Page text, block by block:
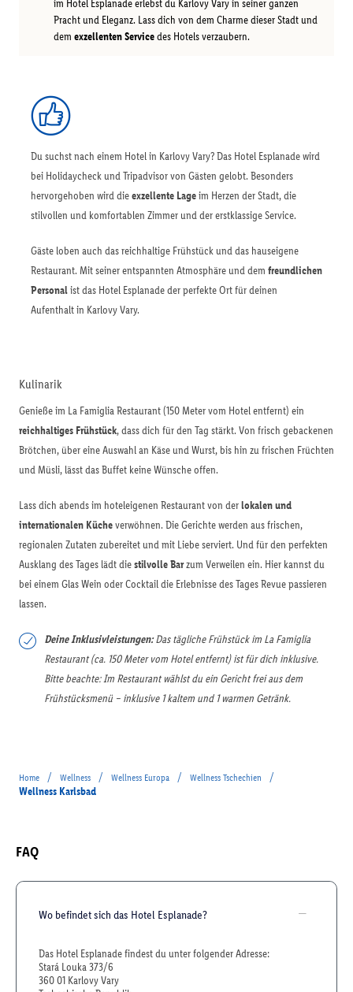
im Hotel Esplanade erlebst du Karlovy Vary in seiner ganzen
Pracht und Eleganz. Lass dich von dem Charme dieser Stadt und
dem exzellenten Servicedes Hotels verzaubern.
Du suchst nach einem Hotel in Karlovy Vary? Das Hotel Esplanade wird
bei Holidaycheck und Tripadvisor von Gästen gelobt. Besonders
hervorgehoben wird dieexzellente Lageim Herzen der Stadt, die
stilvollen und komfortablen Zimmer und der erstklassige Service.
Gäste loben auch das reichhaltige Frühstück und das hauseigene
Restaurant. Mit seiner entspannten Atmosphäre und dem freundlichen
Personalist das Hotel Esplanade der perfekte Ort für deinen
Aufenthalt in Karlovy Vary.
Kulinarik
Genieße im La Famiglia Restaurant (150 Meter vom Hotel entfernt) ein
reichhaltiges Frühstück, dass dich für den Tag stärkt. Von frisch gebackenen
Brötchen, über eine Auswahl an Käse und Wurst, bis hin zu frischen Früchten
und Müsli, lässt das Buffet keine Wünsche offen.
Lass dich abends im hoteleigenen Restaurant von derlokalen und
internationalen Kücheverwöhnen. Die Gerichte werden aus frischen,
regionalen Zutaten zubereitet und mit Liebe serviert. Und für den perfekten
Ausklang des Tages lädt diestilvolle Barzum Verweilen ein. Hier kannst du
bei einem Glas Wein oder Cocktail die Erlebnisse des Tages Revue passieren
lassen.
Deine Inklusivleistungen:Das tägliche Frühstück im La Famiglia
Restaurant (ca. 150 Meter vom Hotel entfernt) ist für dich inklusive.
Bitte beachte: Im Restaurant wählst du ein Gericht frei aus dem
Frühstücksmenü – inklusive 1 kaltem und 1 warmen Getränk.
Home / Wellness / Wellness Europa / Wellness Tschechien
/
Wellness Karlsbad
FAQ
Wo befindet sich das Hotel Esplanade?
Das Hotel Esplanade findest du unter folgender Adresse:
Stará Louka 373/6
360 01 Karlovy Vary